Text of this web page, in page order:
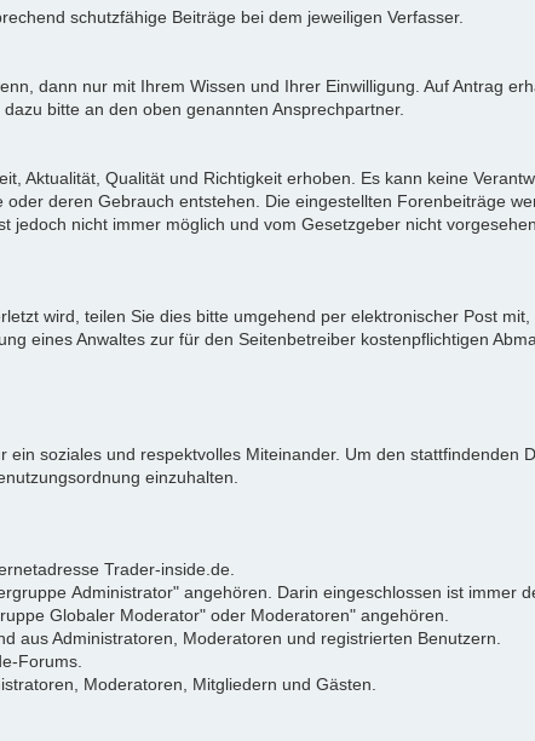
schutzfähige Beiträge bei dem jeweiligen Verfasser.
dann nur mit Ihrem Wissen und Ihrer Einwilligung. Auf Antrag
bitte an den oben genannten Ansprechpartner.
Aktualität, Qualität und Richtigkeit erhoben. Es kann keine
deren Gebrauch entstehen. Die eingestellten Forenbeiträge
nicht immer möglich und vom Gesetzgeber nicht
wird, teilen Sie dies bitte umgehend per elektronischer Post
eines Anwaltes zur für den Seitenbetreiber kostenpflichtigen
soziales und respektvolles Miteinander. Um den stattfindenden
einzuhalten.
Trader-inside.de.
Administrator" angehören. Darin eingeschlossen ist immer
Globaler Moderator" oder Moderatoren" angehören.
aus Administratoren, Moderatoren und registrierten Benutzern.
Forums.
Moderatoren, Mitgliedern und Gästen.